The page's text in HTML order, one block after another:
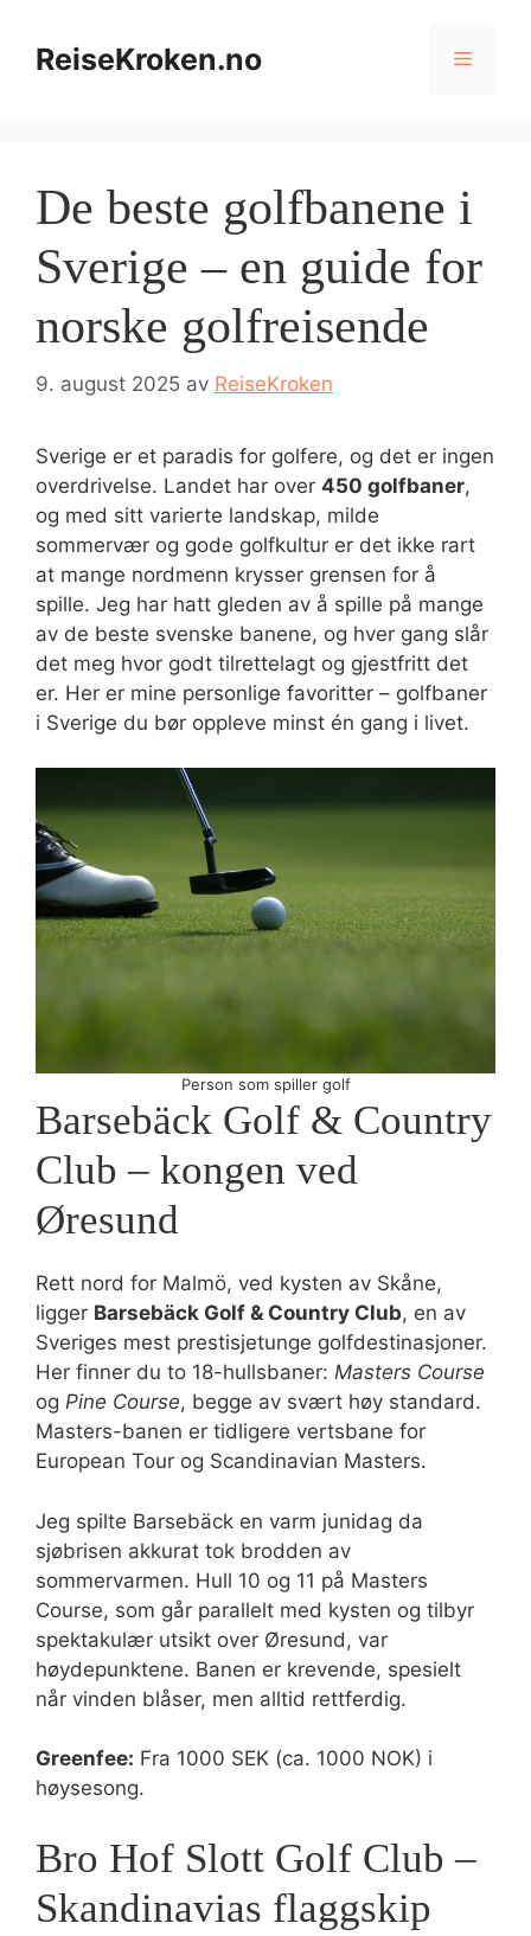
innholdReiseKroken.no Meny
De beste golfbanene i
Sverige – en guide for
norske golfreisende
9. august 2025 av ReiseKroken
Sverige er et paradis for golfere, og det er ingen
overdrivelse. Landet har over 450 golfbaner,
og med sitt varierte landskap, milde
sommervær og gode golfkultur er det ikke rart
at mange nordmenn krysser grensen for å
spille. Jeg har hatt gleden av å spille på mange
av de beste svenske banene, og hver gang slår
det meg hvor godt tilrettelagt og gjestfritt det
er. Her er mine personlige favoritter – golfbaner
i Sverige du bør oppleve minst én gang i livet.
Person som spiller golf
Barsebäck Golf & Country
Club – kongen ved
Øresund
Rett nord for Malmö, ved kysten av Skåne,
ligger Barsebäck Golf & Country Club, en av
Sveriges mest prestisjetunge golfdestinasjoner.
Her finner du to 18-hullsbaner: Masters Course
og Pine Course, begge av svært høy standard.
Masters-banen er tidligere vertsbane for
European Tour og Scandinavian Masters.
Jeg spilte Barsebäck en varm junidag da
sjøbrisen akkurat tok brodden av
sommervarmen. Hull 10 og 11 på Masters
Course, som går parallelt med kysten og tilbyr
spektakulær utsikt over Øresund, var
høydepunktene. Banen er krevende, spesielt
når vinden blåser, men alltid rettferdig.
Greenfee: Fra 1000 SEK (ca. 1000 NOK) i
høysesong.
Bro Hof Slott Golf Club –
Skandinavias flaggskip